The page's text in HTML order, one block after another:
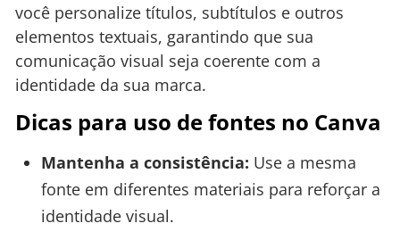
você personalize títulos, subtítulos e outros
elementos textuais, garantindo que sua
comunicação visual seja coerente com a
identidade da sua marca.
Dicas para uso de fontes no Canva
Mantenha a consistência: Use a mesma
fonte em diferentes materiais para reforçar a
identidade visual.